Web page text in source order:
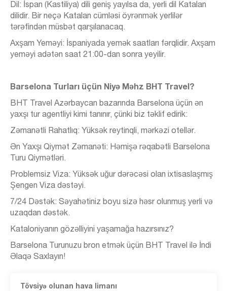
Dil: İspan (Kastiliya) dili geniş yayılsa da, yerli dil Katalan
dilidir. Bir neçə Katalan cümləsi öyrənmək yerlilər
tərəfindən müsbət qarşılanacaq.
Axşam Yeməyi: İspaniyada yemək saatları fərqlidir. Axşam
yeməyi adətən saat 21:00-dan sonra yeyilir.
Barselona Turları üçün Niyə Məhz BHT Travel?
BHT Travel Azərbaycan bazarında Barselona üçün ən
yaxşı tur agentliyi kimi tanınır, çünki biz təklif edirik:
Zəmanətli Rahatlıq: Yüksək reytinqli, mərkəzi otellər.
Ən Yaxşı Qiymət Zəmanəti: Həmişə rəqabətli Barselona
Turu Qiymətləri.
Problemsiz Viza: Yüksək uğur dərəcəsi olan ixtisaslaşmış
Şengen Viza dəstəyi.
7/24 Dəstək: Səyahətiniz boyu sizə həsr olunmuş yerli və
uzaqdan dəstək.
Kataloniyanın gözəlliyini yaşamağa hazırsınız?
Barselona Turunuzu bron etmək üçün BHT Travel ilə İndi
Əlaqə Saxlayın!
Tövsiyə olunan hava limanı